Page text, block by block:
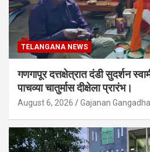
TELANGANA NEWS
गणगापूर दत्तक्षेत्रात दंडी सुदर्शन
पाचव्या चातुर्मास दीक्षेला प्रारंभ।
August 6, 2026 Gajanan